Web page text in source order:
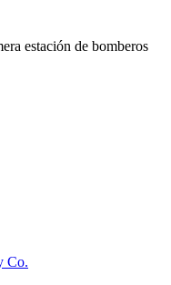
estación de bomberos
Co.